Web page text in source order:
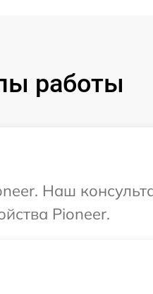
работы
Наш
Pioneer.